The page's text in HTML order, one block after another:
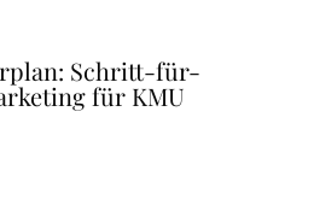
Schritt-für-
für KMU